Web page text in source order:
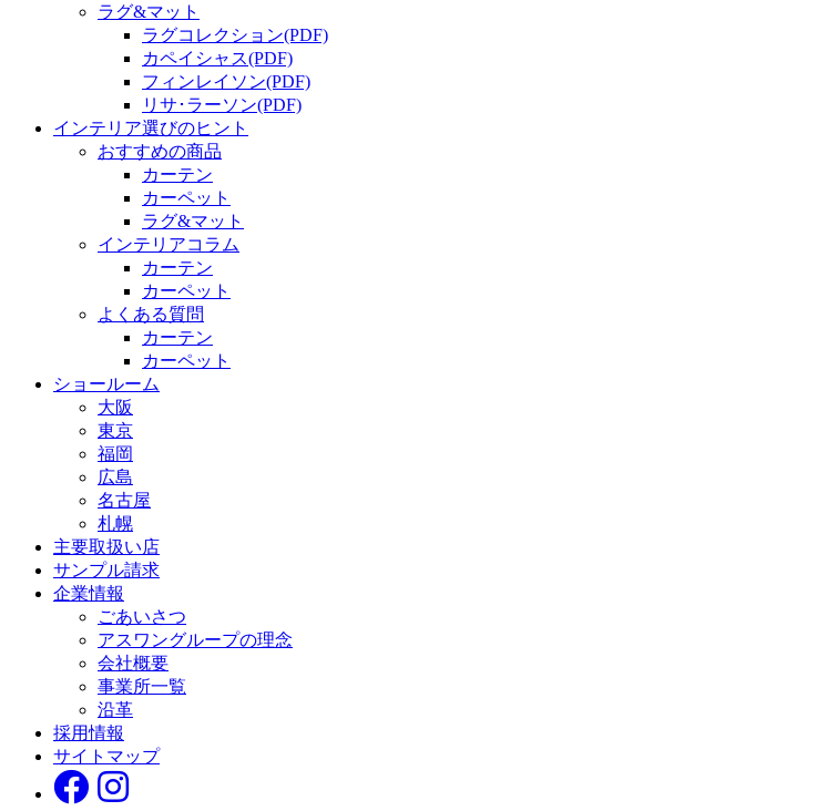
ラグ&マット
ラグコレクション(PDF)
カペイシャス(PDF)
フィンレイソン(PDF)
リサ･ラーソン(PDF)
インテリア選びのヒント
おすすめの商品
カーテン
カーペット
ラグ&マット
インテリアコラム
カーテン
カーペット
よくある質問
カーテン
カーペット
ショールーム
大阪
東京
福岡
広島
名古屋
札幌
主要取扱い店
サンプル請求
企業情報
ごあいさつ
アスワングループの理念
会社概要
事業所一覧
沿革
採用情報
サイトマップ